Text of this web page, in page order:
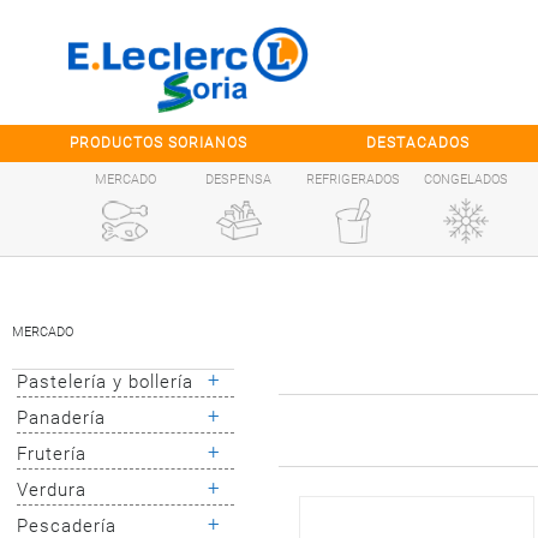
PRODUCTOS SORIANOS DESTACADOS
MERCADO DESPENSA REFRIGERADOS CONGELADOS
MERCADO
Pastelería y bollería +
Bollería
Pastelería
Panadería +
Pan del día
Pan tostado y
picos
Frutería +
Frutas de
temporada
Verdura +
Verduras y
Pescadería +